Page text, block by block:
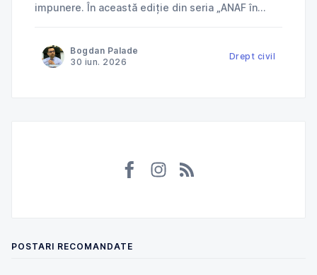
impunere. În această ediție din seria „ANAF în
încerca să taxeze în România venituri deja
impozitate în Norvegia și ce
Bogdan Palade
30 iun. 2026
Drept civil
POSTARI RECOMANDATE